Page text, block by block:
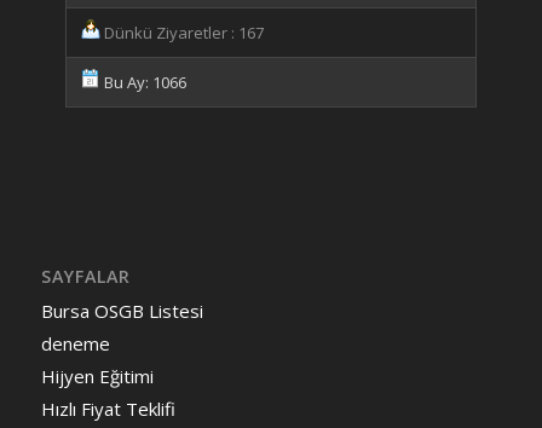
Dünkü Ziyaretler : 167
Bu Ay: 1066
SAYFALAR
Bursa OSGB Listesi
deneme
Hijyen Eğitimi
Hızlı Fiyat Teklifi